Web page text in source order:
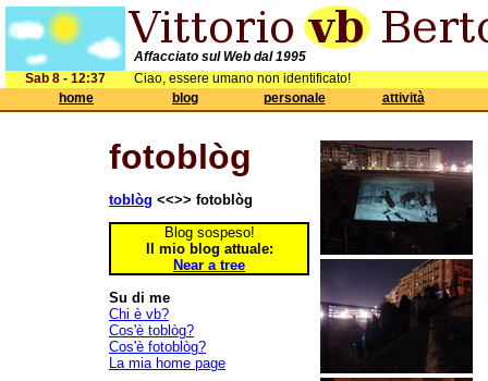
Affacciato sul Web dal 1995
Sab 8 - 12:37
Ciao, essere umano non identificato!
home
blog personale attività
fotoblòg
toblòg <<>> fotoblòg
Blog sospeso!
Il mio blog attuale:
Near a tree
Su di me
Chi è vb?
Cos'è toblòg?
Cos'è fotoblòg?
La mia home page